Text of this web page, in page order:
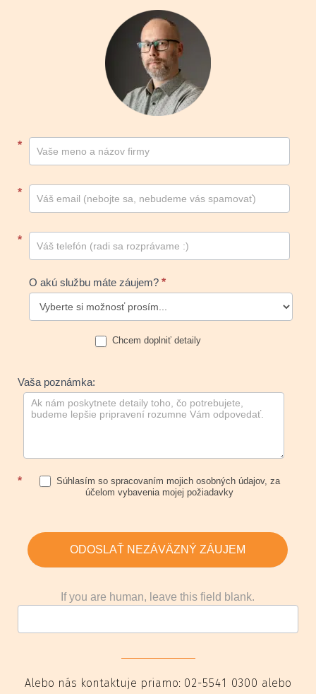
Kontakt
footer
*
*
*
O akú službu máte záujem? *
Chcem doplniť detaily
Vaša poznámka:
*
Súhlasím so spracovaním mojich osobných údajov, za
účelom vybavenia mojej požiadavky
ODOSLAŤ NEZÁVÄZNÝ ZÁUJEM
If you are human, leave this field blank.
Alebo nás kontaktuje priamo: 02-5541 0300 alebo